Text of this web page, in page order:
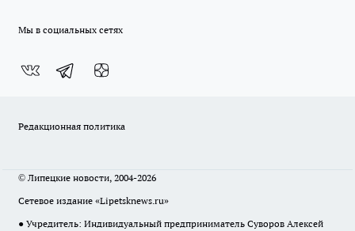
Мы в социальных сетях
Редакционная политика
© Липецкие новости, 2004-2026
Сетевое издание «Lipetsknews.ru»
● Учредитель: Индивидуальный предприниматель Суворов Алексей